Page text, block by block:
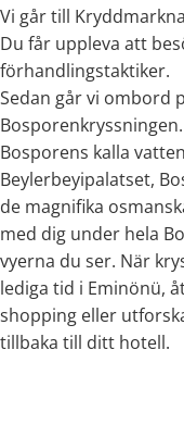
Vi går till
Du får uppleva att
förhandlingstaktiker.
Sedan går vi ombord
Bosporens kalla
Beylerbeyipalatset,
de magnifika
med dig under hela
vyerna du ser. När
lediga tid i Eminönü,
shopping eller
tillbaka till ditt hotell.